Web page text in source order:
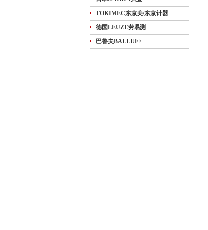
TOKIMEC东京美/东京计器
德国LEUZE劳易测
巴鲁夫BALLUFF